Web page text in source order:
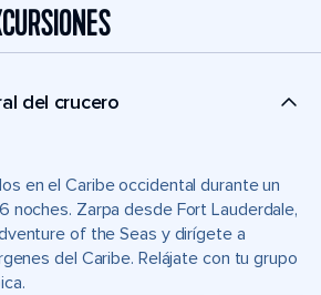
del crucero
en el Caribe occidental durante un
noches. Zarpa desde Fort Lauderdale,
of the Seas y dirígete a
del Caribe. Relájate con tu grupo